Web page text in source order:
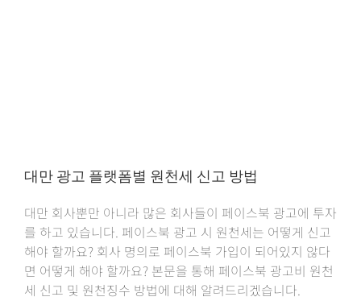
대만 광고 플랫폼별 원천세 신고 방법
대만 회사뿐만 아니라 많은 회사들이 페이스북 광고에 투자
를 하고 있습니다. 페이스북 광고 시 원천세는 어떻게 신고
해야 할까요? 회사 명의로 페이스북 가입이 되어있지 않다
면 어떻게 해야 할까요? 본문을 통해 페이스북 광고비 원천
세 신고 및 원천징수 방법에 대해 알려드리겠습니다.